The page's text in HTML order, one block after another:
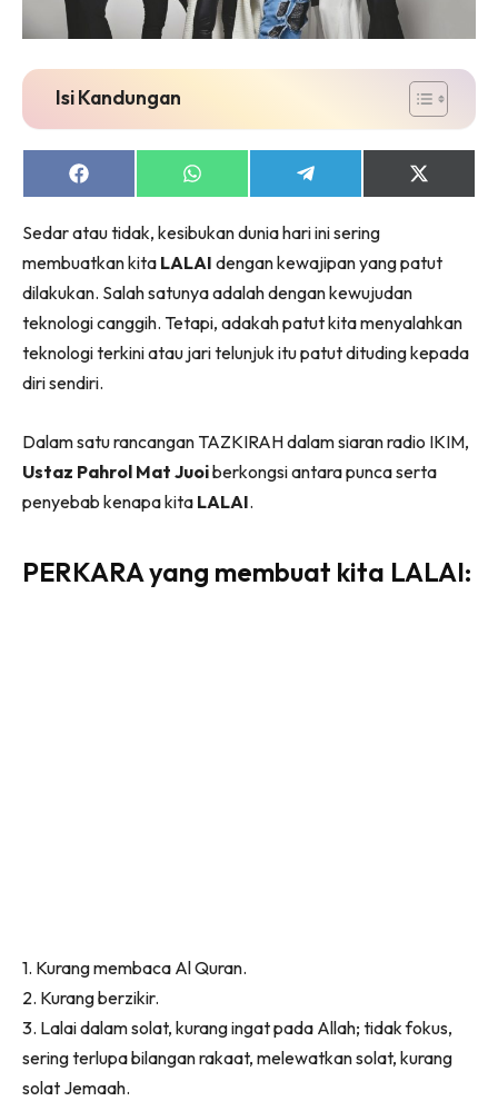
Isi Kandungan
Share
on
Share
on
Share
on
Share
on
Sedar atau tidak, kesibukan dunia hari ini sering
membuatkan kita LALAI dengan kewajipan yang patut
dilakukan. Salah satunya adalah dengan kewujudan
teknologi canggih. Tetapi, adakah patut kita menyalahkan
teknologi terkini atau jari telunjuk itu patut dituding kepada
diri sendiri.
Dalam satu rancangan TAZKIRAH dalam siaran radio IKIM,
Ustaz Pahrol Mat Juoiberkongsi antara punca serta
penyebab kenapa kita LALAI.
PERKARA yang membuat kita LALAI:
1. Kurang membaca Al Quran.
2. Kurang berzikir.
3. Lalai dalam solat, kurang ingat pada Allah; tidak fokus,
sering terlupa bilangan rakaat, melewatkan solat, kurang
solat Jemaah.